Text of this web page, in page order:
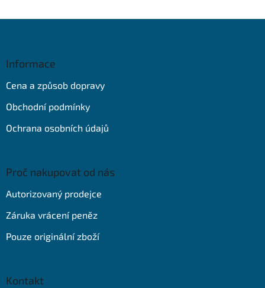
Informace
Cena a způsob dopravy
Obchodní podmínky
Ochrana osobních údajů
Proč nakupovat od nás
Autorizovaný prodejce
Záruka vrácení peněz
Pouze originální zboží
Kontakt